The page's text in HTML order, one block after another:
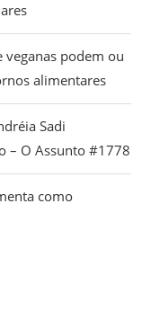
veganas podem ou
alimentares
Sadi
– O Assunto #1778
como